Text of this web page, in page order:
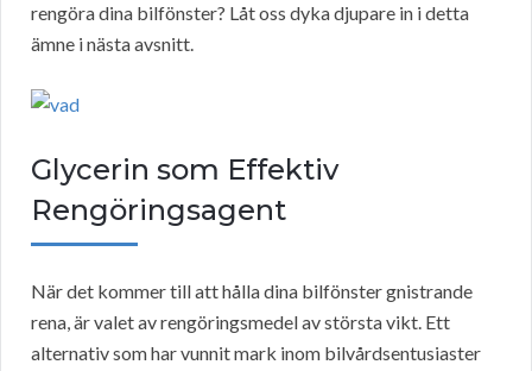
rengöra dina bilfönster? Låt oss dyka djupare in i detta
ämne i nästa avsnitt.
Glycerin som Effektiv
Rengöringsagent
När det kommer till att hålla dina bilfönster gnistrande
rena, är valet av rengöringsmedel av största vikt. Ett
alternativ som har vunnit mark inom bilvårdsentusiaster